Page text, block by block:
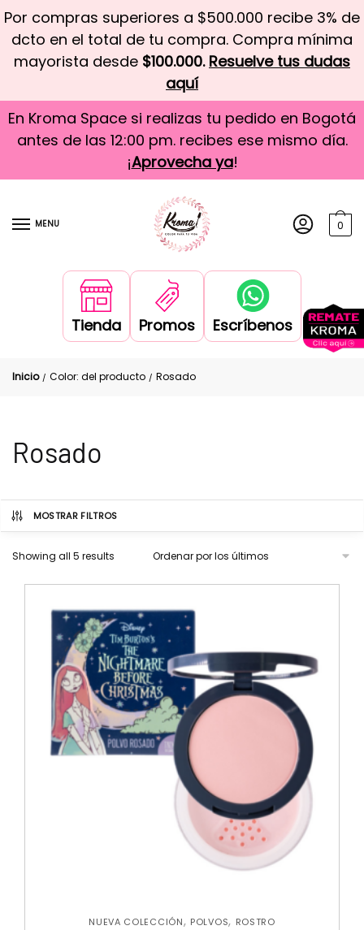
Por compras superiores a $500.000 recibe 3% de
dcto en el total de tu compra. Compra mínima
mayorista desde $100.000. Resuelve tus dudas
aquí
En Kroma Space si realizas tu pedido en Bogotá
antes de las 12:00 pm. recibes ese mismo día.
¡Aprovecha ya!
MENU 0
Tienda Promos Escríbenos
Inicio / Color: del producto / Rosado
Rosado
MOSTRAR FILTROS
Showing all 5 results
NUEVA COLECCIÓN, POLVOS, ROSTRO